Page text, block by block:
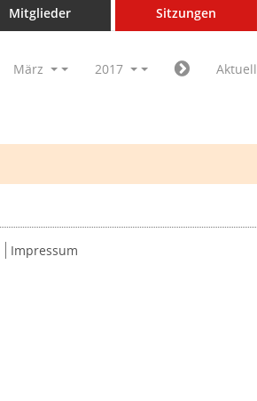
Mitglieder Sitzungen
März 2017 Aktuell
Impressum